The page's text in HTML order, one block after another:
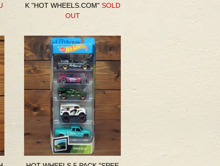
K "HOT WHEELS.COM" SOLD
OUT